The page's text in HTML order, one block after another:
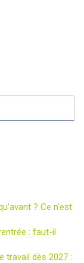
? Ce n’est
: faut-il
travail dès 2027 :